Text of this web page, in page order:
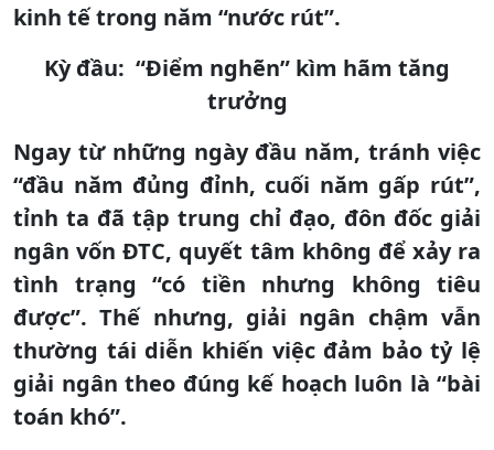
kinh tế trong năm “nước rút”.
Kỳ đầu: “Điểm nghẽn” kìm hãm tăng
trưởng
Ngay từ những ngày đầu năm, tránh việc
“đầu năm đủng đỉnh, cuối năm gấp rút”,
tỉnh ta đã tập trung chỉ đạo, đôn đốc giải
ngân vốn ĐTC, quyết tâm không để xảy ra
tình trạng “có tiền nhưng không tiêu
được”. Thế nhưng, giải ngân chậm vẫn
thường tái diễn khiến việc đảm bảo tỷ lệ
giải ngân theo đúng kế hoạch luôn là “bài
toán khó”.